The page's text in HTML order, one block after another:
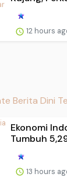
12 hours
Berita Dini
Ekonomi
Tumbuh
13 hours